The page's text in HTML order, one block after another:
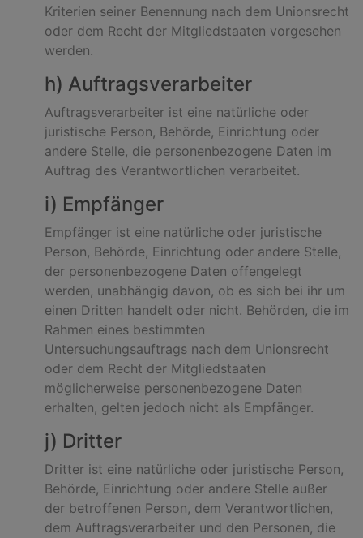
Kriterien seiner Benennung nach dem Unionsrecht
oder dem Recht der Mitgliedstaaten vorgesehen
werden.
h) Auftragsverarbeiter
Auftragsverarbeiter ist eine natürliche oder
juristische Person, Behörde, Einrichtung oder
andere Stelle, die personenbezogene Daten im
Auftrag des Verantwortlichen verarbeitet.
i) Empfänger
Empfänger ist eine natürliche oder juristische
Person, Behörde, Einrichtung oder andere Stelle,
der personenbezogene Daten offengelegt
werden, unabhängig davon, ob es sich bei ihr um
einen Dritten handelt oder nicht. Behörden, die im
Rahmen eines bestimmten
Untersuchungsauftrags nach dem Unionsrecht
oder dem Recht der Mitgliedstaaten
möglicherweise personenbezogene Daten
erhalten, gelten jedoch nicht als Empfänger.
j) Dritter
Dritter ist eine natürliche oder juristische Person,
Behörde, Einrichtung oder andere Stelle außer
der betroffenen Person, dem Verantwortlichen,
dem Auftragsverarbeiter und den Personen, die